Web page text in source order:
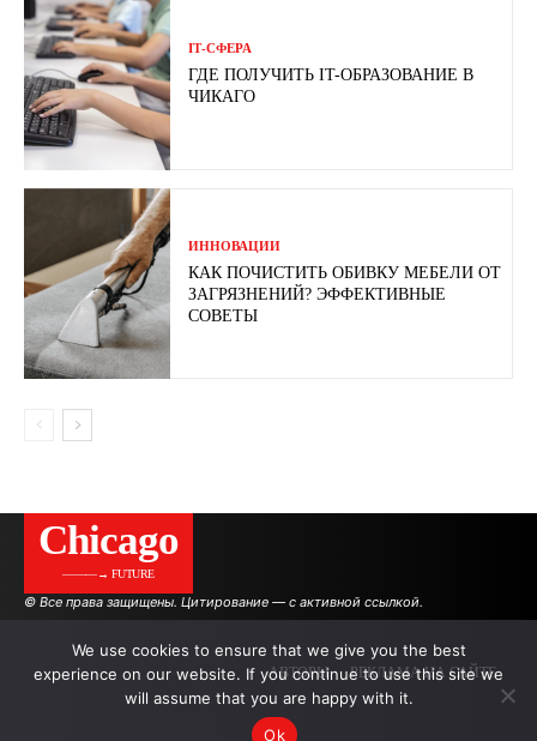
ІТ-СФЕРА
ГДЕ ПОЛУЧИТЬ IT-ОБРАЗОВАНИЕ В
ЧИКАГО
ИННОВАЦИИ
КАК ПОЧИСТИТЬ ОБИВКУ МЕБЕЛИ ОТ
ЗАГРЯЗНЕНИЙ? ЭФФЕКТИВНЫЕ
СОВЕТЫ
Сhicago
———→ FUTURE
© Все права защищены. Цитирование — с активной ссылкой.
АВТОРЫ РЕКЛАМА НА САЙТЕ
We use cookies to ensure that we give you the best
experience on our website. If you continue to use this site we
will assume that you are happy with it.
Ok